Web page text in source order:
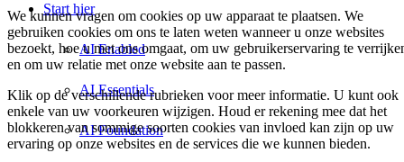
Start hier
AI Enabled
AI Essentials
AI Foundation
We kunnen vragen om cookies op uw apparaat te plaatsen. We
gebruiken cookies om ons te laten weten wanneer u onze websites
bezoekt, hoe u met ons omgaat, om uw gebruikerservaring te
en om uw relatie met onze website aan te passen.
Klik op de verschillende rubrieken voor meer informatie. U kunt ook
enkele van uw voorkeuren wijzigen. Houd er rekening mee dat het
blokkeren van sommige soorten cookies van invloed kan zijn op uw
ervaring op onze websites en de services die we kunnen bieden.